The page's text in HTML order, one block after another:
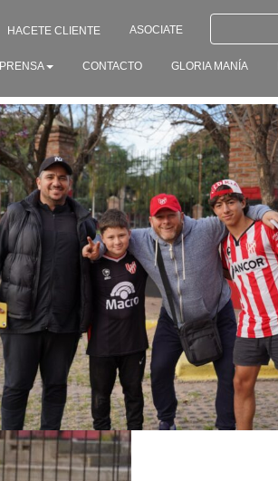
HACETE CLIENTE ASOCIATE
PRENSA CONTACTO GLORIA MANÍA